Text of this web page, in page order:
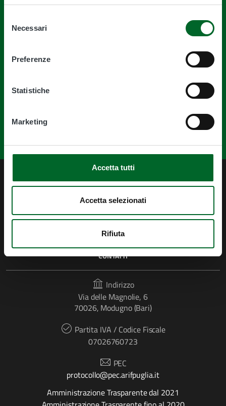
delNecessari
Preferenze
Statistiche
Marketing
Accetta tutti
Accetta selezionati
Rifiuta
CONTATTI
Indirizzo
Via delle Magnolie, 6
70026, Modugno (Bari)
Partita IVA / Codice Fiscale
07026760723
PEC
protocollo@pec.arifpuglia.it
Amministrazione Trasparente dal 2021